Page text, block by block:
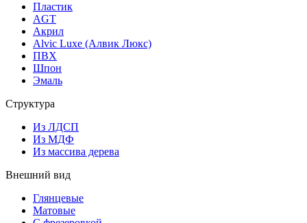
Пластик
AGT
Акрил
Alvic Luxe (Алвик Люкс)
ПВХ
Шпон
Эмаль
Структура
Из ЛДСП
Из МДФ
Из массива дерева
Внешний вид
Глянцевые
Матовые